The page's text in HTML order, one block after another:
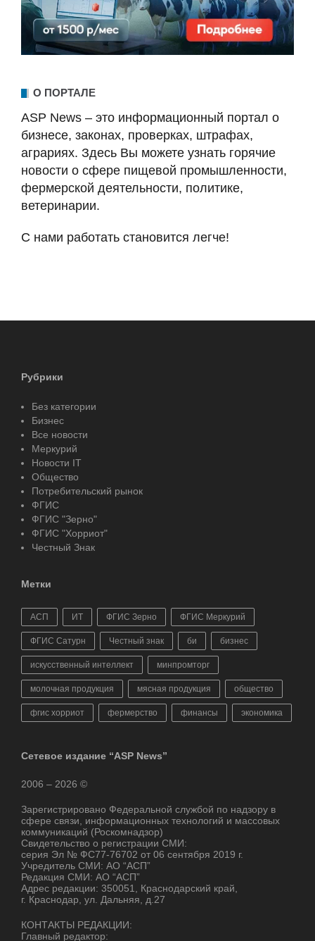
О ПОРТАЛЕ
ASP News – это информационный портал о
бизнесе, законах, проверках, штрафах,
аграриях. Здесь Вы можете узнать горячие
новости о сфере пищевой промышленности,
фермерской деятельности, политике,
ветеринарии.
С нами работать становится легче!
Рубрики
Без категории
Бизнес
Все новости
Меркурий
Новости IT
Общество
Потребительский рынок
ФГИС
ФГИС "Зерно"
ФГИС "Хорриот"
Честный Знак
Метки
АСП ИТ ФГИС Зерно ФГИС Меркурий
ФГИС Сатурн Честный знак би бизнес
искусственный интеллект минпромторг
молочная продукция мясная продукция общество
фгис хорриот фермерство финансы экономика
Сетевое издание “ASP News”
2006 – 2026 ©
Зарегистрировано Федеральной службой по надзору в
сфере связи, информационных технологий и массовых
коммуникаций (Роскомнадзор)
Свидетельство о регистрации СМИ:
серия Эл № ФС77-76702 от 06 сентября 2019 г.
Учредитель СМИ: АО “АСП”
Редакция СМИ: АО “АСП”
Адрес редакции: 350051, Краснодарский край,
г. Краснодар, ул. Дальняя, д.27
КОНТАКТЫ РЕДАКЦИИ:
Главный редактор: